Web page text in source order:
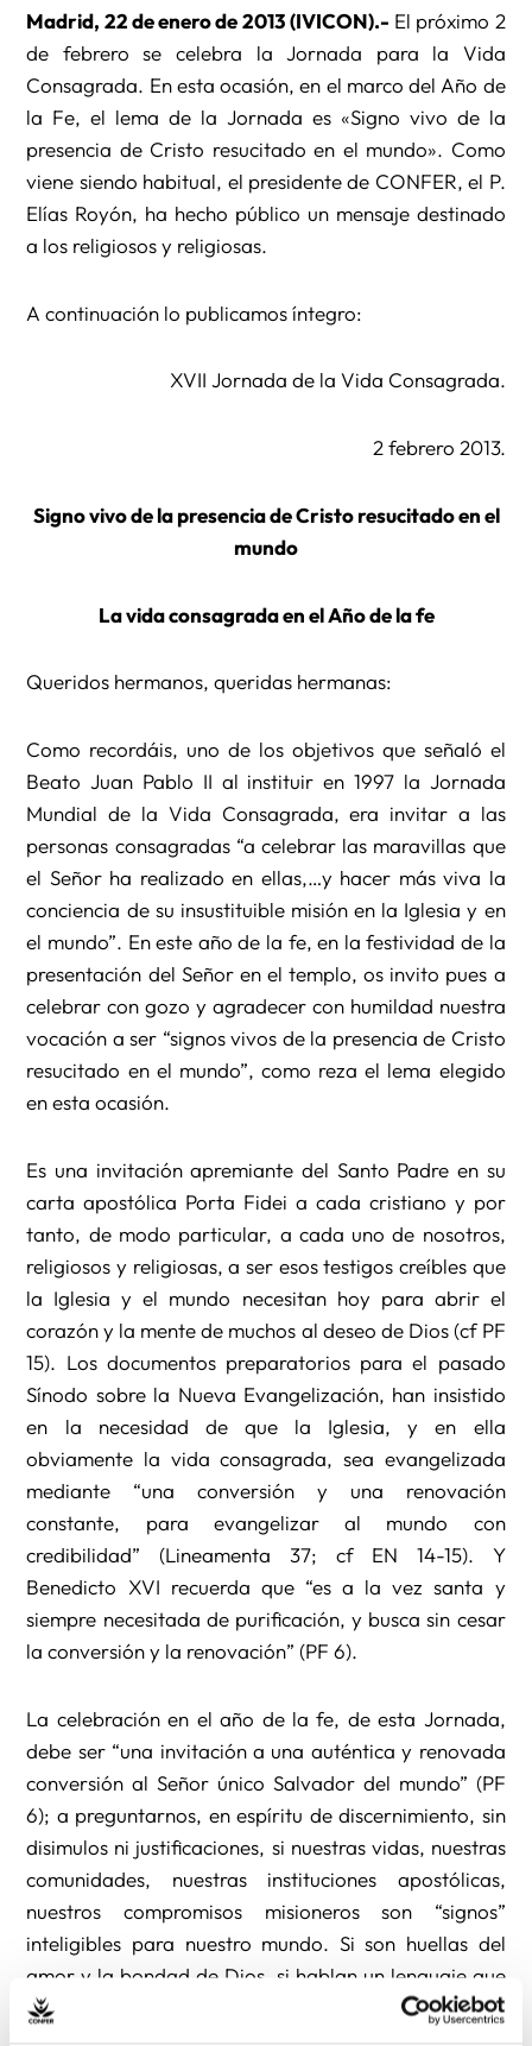
Madrid, 22 de enero de 2013 (IVICON).- El próximo 2
de febrero se celebra la Jornada para la Vida
Consagrada. En esta ocasión, en el marco del Año de
la Fe, el lema de la Jornada es «Signo vivo de la
presencia de Cristo resucitado en el mundo». Como
viene siendo habitual, el presidente de CONFER, el P.
Elías Royón, ha hecho público un mensaje destinado
a los religiosos y religiosas.
A continuación lo publicamos íntegro:
XVII Jornada de la Vida Consagrada.
2 febrero 2013.
Signo vivo de la presencia de Cristo resucitado en el
mundo
La vida consagrada en el Año de la fe
Queridos hermanos, queridas hermanas:
Como recordáis, uno de los objetivos que señaló el
Beato Juan Pablo II al instituir en 1997 la Jornada
Mundial de la Vida Consagrada, era invitar a las
personas consagradas “a celebrar las maravillas que
el Señor ha realizado en ellas,…y hacer más viva la
conciencia de su insustituible misión en la Iglesia y en
el mundo”. En este año de la fe, en la festividad de la
presentación del Señor en el templo, os invito pues a
celebrar con gozo y agradecer con humildad nuestra
vocación a ser “signos vivos de la presencia de Cristo
resucitado en el mundo”, como reza el lema elegido
en esta ocasión.
Es una invitación apremiante del Santo Padre en su
carta apostólica Porta Fidei a cada cristiano y por
tanto, de modo particular, a cada uno de nosotros,
religiosos y religiosas, a ser esos testigos creíbles que
la Iglesia y el mundo necesitan hoy para abrir el
corazón y la mente de muchos al deseo de Dios (cf PF
15). Los documentos preparatorios para el pasado
Sínodo sobre la Nueva Evangelización, han insistido
en la necesidad de que la Iglesia, y en ella
obviamente la vida consagrada, sea evangelizada
mediante “una conversión y una renovación
constante, para evangelizar al mundo con
credibilidad” (Lineamenta 37; cf EN 14-15). Y
Benedicto XVI recuerda que “es a la vez santa y
siempre necesitada de purificación, y busca sin cesar
la conversión y la renovación” (PF 6).
La celebración en el año de la fe, de esta Jornada,
debe ser “una invitación a una auténtica y renovada
conversión al Señor único Salvador del mundo” (PF
6); a preguntarnos, en espíritu de discernimiento, sin
disimulos ni justificaciones, si nuestras vidas, nuestras
comunidades, nuestras instituciones apostólicas,
nuestros compromisos misioneros son “signos”
inteligibles para nuestro mundo. Si son huellas del
amor y la bondad de Dios, si hablan un lenguaje que
los jóvenes y los pobres entienden, si remiten a Jesús